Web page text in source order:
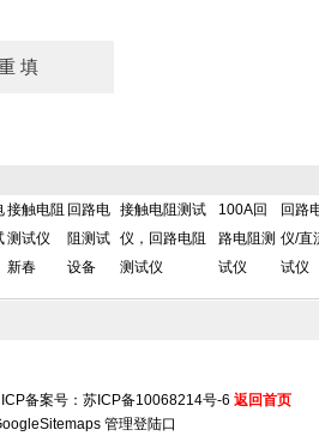
接触电阻
测试仪
新春
回路电
阻测试
设备
接触电阻测试
仪，回路电阻
测试仪
100A回
路电阻测
试仪
回路
仪/直
试仪
备案号： 苏ICP备10068214号-6 返回首页
管理登陆口